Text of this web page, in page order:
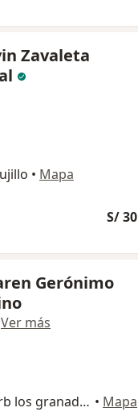
Zavaleta
• Mapa
S/ 30
Gerónimo
Ver más
Sebastián Barranca 216 urb los granados, Trujillo • Mapa